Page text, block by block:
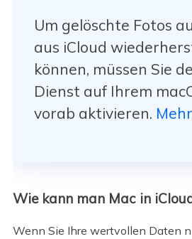
Um gelöschte Fotos
aus iCloud
können, müssen Sie
Dienst auf Ihrem
vorab aktivieren.
Wie kann man Mac in
Wenn Sie Ihre wertvollen Daten